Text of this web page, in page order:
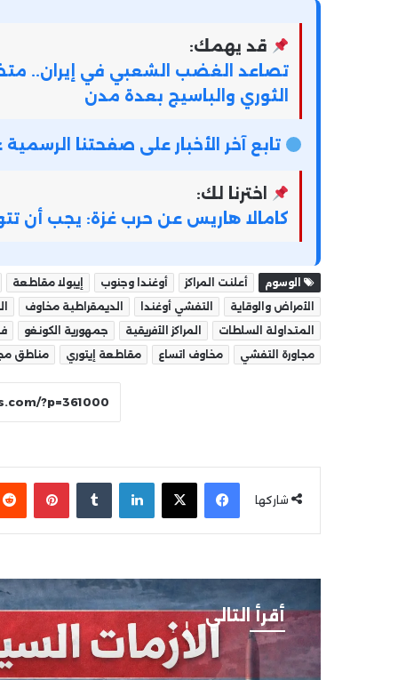
قد يهمك:
تصاعد الغضب الشعبي في إيران..
الثوري والباسيج بعدة مدن
تابع آخر الأخبار على صفحتنا
اخترنا لك:
كامالا هاريس عن حرب غزة: يجب أن
الوسوم أعلنت المراكز أوغندا وجنوب إيبولا مقاطعة
الأمراض والوقاية
التفشي أوغندا الديمقراطية مخاوف
المتداولة السلطات
المراكز الأفريقية جمهورية الكونغو
مجاورة التفشي
مخاوف اتساع مقاطعة إيتوري مناطق
شاركها
فيسبوك
‫X لينكدإن
أقرأ التالي